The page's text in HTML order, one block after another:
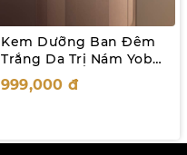
Kem Dưỡng Ban Đêm
Trắng Da Trị Nám Yobe
Ultra Luminescent
Cream 50mL
999,000 đ